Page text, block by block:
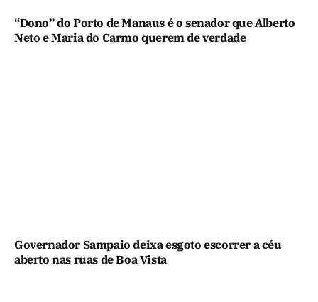
“Dono” do Porto de Manaus é o senador que Alberto
Neto e Maria do Carmo querem de verdade
Governador Sampaio deixa esgoto escorrer a céu
aberto nas ruas de Boa Vista